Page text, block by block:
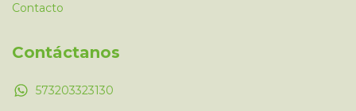
Contacto
Contáctanos
573203323130